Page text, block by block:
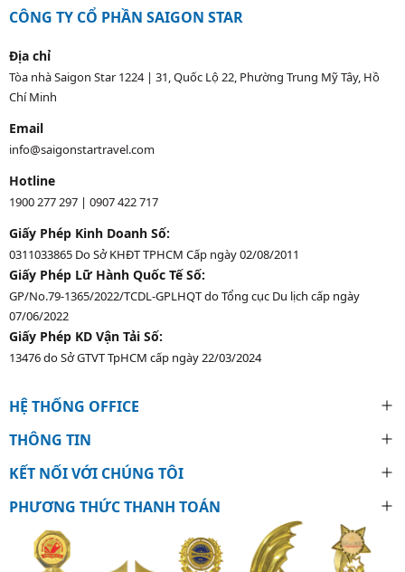
CÔNG TY CỔ PHẦN SAIGON STAR
Địa chỉ
Tòa nhà Saigon Star 1224 | 31, Quốc Lộ 22, Phường Trung Mỹ Tây, Hồ
Chí Minh
Email
info@saigonstartravel.com
Hotline
1900 277 297 | 0907 422 717
Giấy Phép Kinh Doanh Số:
0311033865 Do Sở KHĐT TPHCM Cấp ngày 02/08/2011
Giấy Phép Lữ Hành Quốc Tế Số:
GP/No.79-1365/2022/TCDL-GPLHQT do Tổng cục Du lịch cấp ngày
07/06/2022
Giấy Phép KD Vận Tải Số:
13476 do Sở GTVT TpHCM cấp ngày 22/03/2024
HỆ THỐNG OFFICE
THÔNG TIN
KẾT NỐI VỚI CHÚNG TÔI
PHƯƠNG THỨC THANH TOÁN